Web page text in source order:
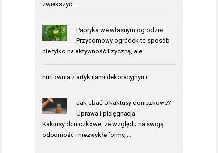
zwiększyć …
Papryka we własnym ogrodzie
Przydomowy ogródek to sposób
nie tylko na aktywność fizyczną, ale …
hurtownia z artykulami dekoracyjnymi
Jak dbać o kaktusy doniczkowe?
Uprawa i pielęgnacja
Kaktusy doniczkowe, ze względu na swoją
odporność i niezwykłe formy, …